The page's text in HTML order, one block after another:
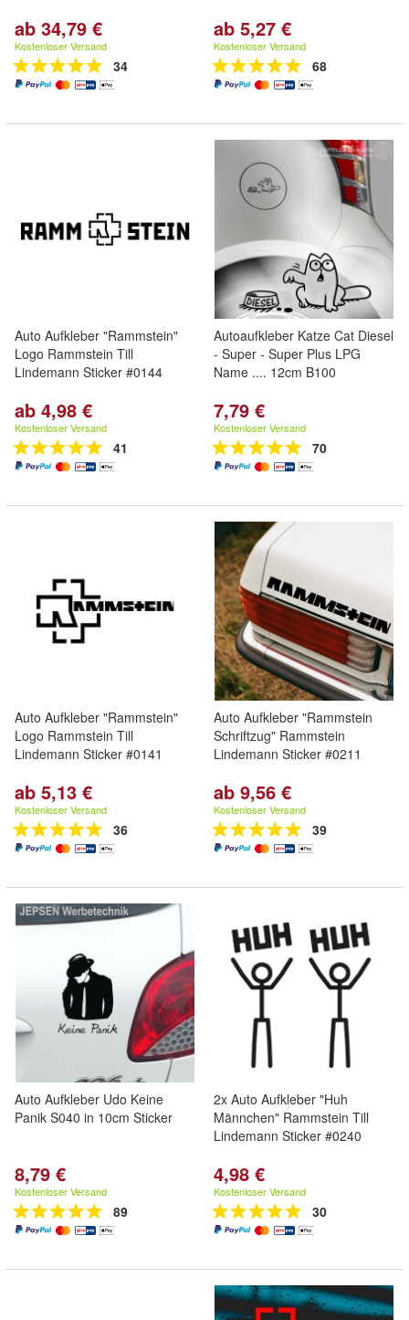
ab 34,79 €
Kostenloser Versand
34
ab 5,27 €
Kostenloser Versand
68
Auto Aufkleber "Rammstein"
Logo Rammstein Till
Lindemann Sticker #0144
ab 4,98 €
Kostenloser Versand
41
Autoaufkleber Katze Cat Diesel
- Super - Super Plus LPG
Name .... 12cm B100
7,79 €
Kostenloser Versand
70
Auto Aufkleber "Rammstein"
Logo Rammstein Till
Lindemann Sticker #0141
ab 5,13 €
Kostenloser Versand
36
Auto Aufkleber "Rammstein
Schriftzug" Rammstein
Lindemann Sticker #0211
ab 9,56 €
Kostenloser Versand
39
Auto Aufkleber Udo Keine
Panik S040 in 10cm Sticker
8,79 €
Kostenloser Versand
89
2x Auto Aufkleber "Huh
Männchen" Rammstein Till
Lindemann Sticker #0240
4,98 €
Kostenloser Versand
30